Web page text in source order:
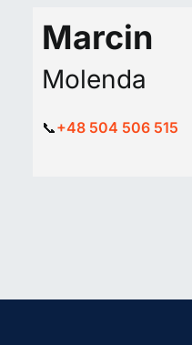
Marcin
Molenda
📞+48 504 506 515